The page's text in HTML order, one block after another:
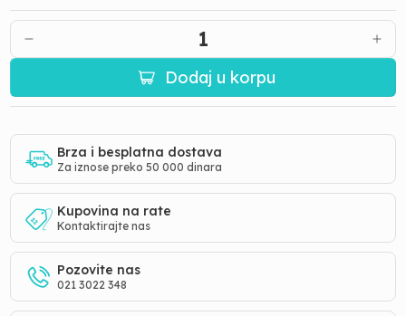
1
Dodaj u korpu
Brza i besplatna dostava
Za iznose preko 50 000 dinara
Kupovina na rate
Kontaktirajte nas
Pozovite nas
021 3022 348